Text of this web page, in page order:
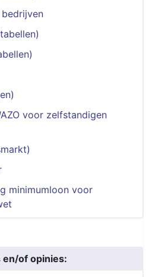
voor zelfstandigen
minimumloon voor
of opinies: